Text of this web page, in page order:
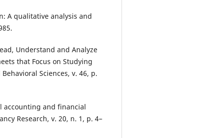
A qualitative analysis and
Understand and Analyze
that Focus on Studying
Sciences, v. 46, p.
accounting and financial
Research, v. 20, n. 1, p. 4–